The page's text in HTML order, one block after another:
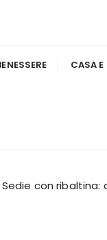
CASA
Sedie con